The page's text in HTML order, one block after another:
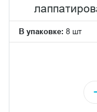
В упаковке: 8 шт